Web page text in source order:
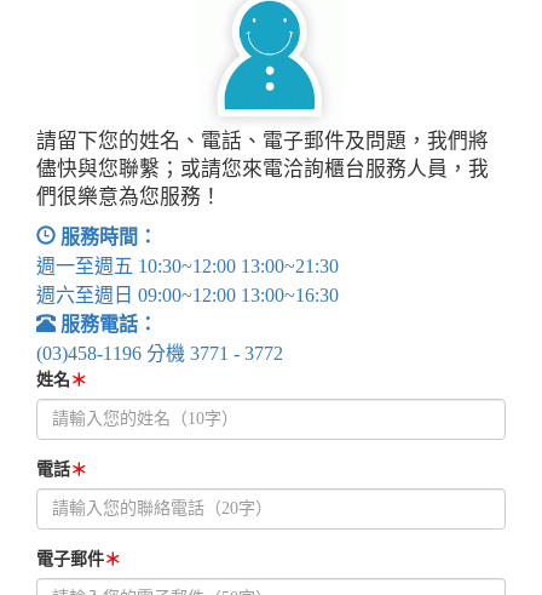
請留下您的姓名、電話、電子郵件及問題，我們將
儘快與您聯繫；或請您來電洽詢櫃台服務人員，我
們很樂意為您服務！
服務時間：
週一至週五 10:30~12:00 13:00~21:30
週六至週日 09:00~12:00 13:00~16:30
服務電話：
(03)458-1196 分機 3771 - 3772
姓名 ＊
電話＊
電子郵件＊